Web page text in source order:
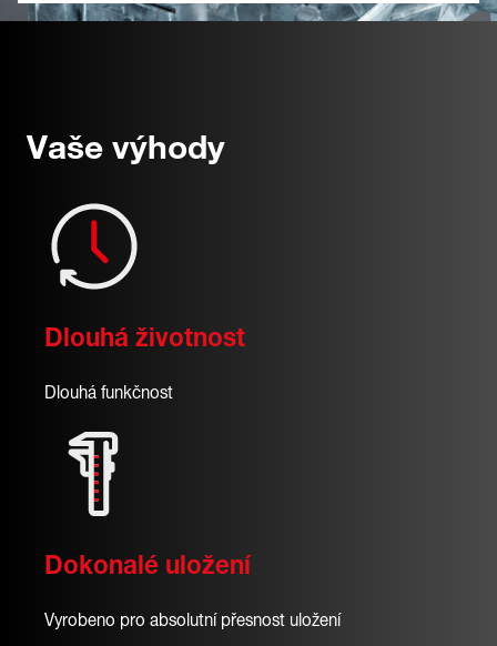
Vaše výhody
Dlouhá životnost
Dlouhá funkčnost
Dokonalé uložení
Vyrobeno pro absolutní přesnost uložení